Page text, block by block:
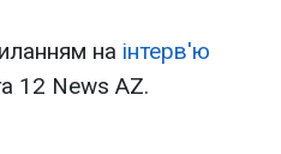
на інтерв'ю
12 News AZ.